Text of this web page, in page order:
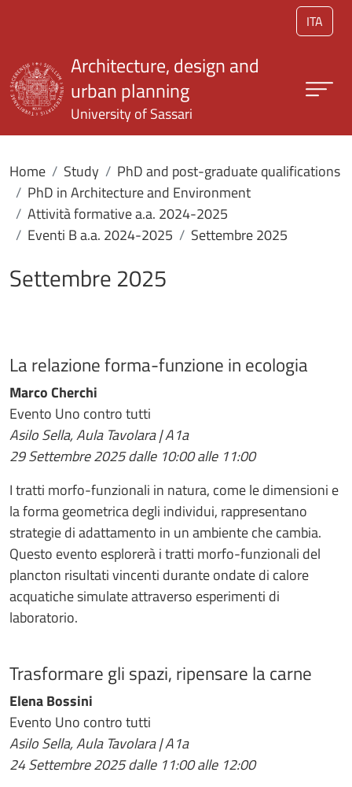
ITA
Architecture, design and
urban planning
University of Sassari
Home Study
PhD and post-graduate qualifications
PhD in Architecture and Environment
Attività formative a.a. 2024-2025
Eventi B a.a. 2024-2025
Settembre 2025
Settembre 2025
La relazione forma-funzione in ecologia
Marco Cherchi
Evento Uno contro tutti
Asilo Sella, Aula Tavolara | A1a
29 Settembre 2025 dalle 10:00 alle 11:00
I tratti morfo-funzionali in natura, come le dimensioni e
la forma geometrica degli individui, rappresentano
strategie di adattamento in un ambiente che cambia.
Questo evento esplorerà i tratti morfo-funzionali del
plancton risultati vincenti durante ondate di calore
acquatiche simulate attraverso esperimenti di
laboratorio.
Trasformare gli spazi, ripensare la carne
Elena Bossini
Evento Uno contro tutti
Asilo Sella, Aula Tavolara | A1a
24 Settembre 2025 dalle 11:00 alle 12:00